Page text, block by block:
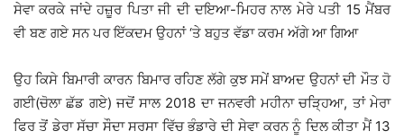
ਸੇਵਾ ਕਰਕੇ ਜਾਂਦੇ ਹਜ਼ੂਰ ਪਿਤਾ ਜੀ ਦੀ ਦਇਆ-ਮਿਹਰ ਨਾਲ ਮੇਰੇ ਪਤੀ 15 ਮੈਂਬਰ
ਵੀ ਬਣ ਗਏ ਸਨ ਪਰ ਇੱਕਦਮ ਉਹਨਾਂ ‘ਤੇ ਬਹੁਤ ਵੱਡਾ ਕਰਮ ਅੱਗੇ ਆ ਗਿਆ
ਉਹ ਕਿਸੇ ਬਿਮਾਰੀ ਕਾਰਨ ਬਿਮਾਰ ਰਹਿਣ ਲੱਗੇ ਕੁਝ ਸਮੇਂ ਬਾਅਦ ਉਹਨਾਂ ਦੀ ਮੌਤ ਹੋ
ਗਈ(ਚੋਲਾ ਛੱਡ ਗਏ) ਜਦੋਂ ਸਾਲ 2018 ਦਾ ਜਨਵਰੀ ਮਹੀਨਾ ਚੜ੍ਹਿਆ, ਤਾਂ ਮੇਰਾ
ਫਿਰ ਤੋਂ ਡੇਰਾ ਸੱਚਾ ਸੌਦਾ ਸਰਸਾ ਵਿੱਚ ਭੰਡਾਰੇ ਦੀ ਸੇਵਾ ਕਰਨ ਨੂੰ ਦਿਲ ਕੀਤਾ ਮੈਂ 13